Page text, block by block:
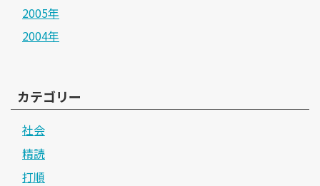
2005年
2004年
カテゴリー
社会
精読
打順